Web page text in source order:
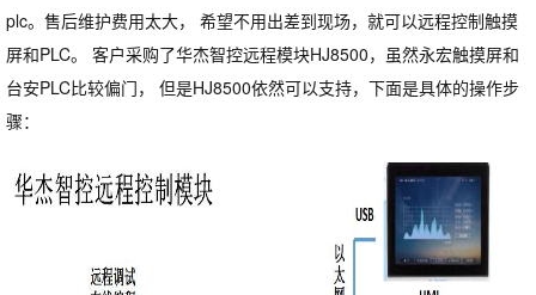
plc。售后维护费用太大， 希望不用出差到现场，就可以远程控制触摸
屏和PLC。 客户采购了华杰智控远程模块HJ8500，虽然永宏触摸屏和
台安PLC比较偏门， 但是HJ8500依然可以支持，下面是具体的操作步
骤：